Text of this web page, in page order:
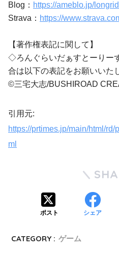
Blog： https://ameblo.jp/
Strava： https://
【著作権表記に関して】
◇ろんぐらいだぁすとーりー
合は以下の表記をお願いいた
©三宅大志/BUSHIROAD
引用元:
https://prtimes.jp/main/html/
ml
ポスト シェア
CATEGORY : ゲーム